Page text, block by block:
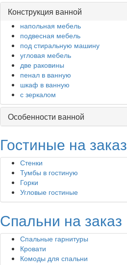
Конструкция ванной
напольная мебель
подвесная мебель
под стиральную машину
угловая мебель
две раковины
пенал в ванную
шкаф в ванную
с зеркалом
Особенности ванной
Гостиные на заказ
Стенки
Тумбы в гостиную
Горки
Угловые гостиные
Спальни на заказ
Спальные гарнитуры
Кровати
Комоды для спальни